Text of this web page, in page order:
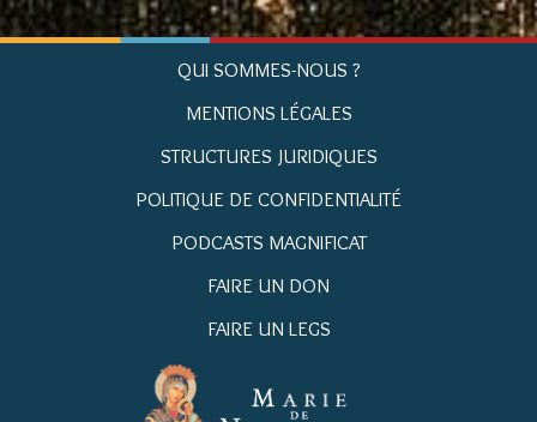
QUI SOMMES-NOUS ?
MENTIONS LÉGALES
STRUCTURES JURIDIQUES
POLITIQUE DE CONFIDENTIALITÉ
PODCASTS MAGNIFICAT
FAIRE UN DON
FAIRE UN LEGS